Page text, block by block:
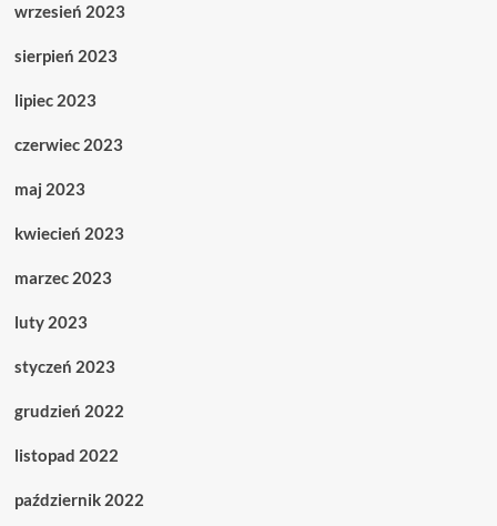
wrzesień 2023
sierpień 2023
lipiec 2023
czerwiec 2023
maj 2023
kwiecień 2023
marzec 2023
luty 2023
styczeń 2023
grudzień 2022
listopad 2022
październik 2022